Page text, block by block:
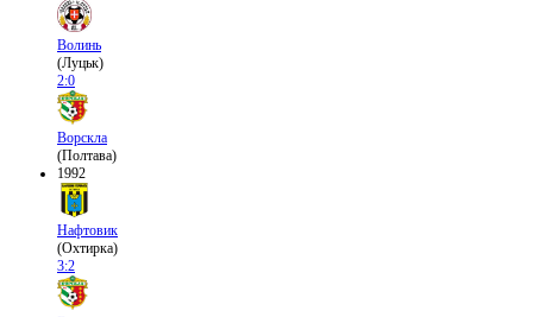
Волинь
(Луцьк)
2:0
Ворскла
(Полтава)
1992
Нафтовик
(Охтирка)
3:2